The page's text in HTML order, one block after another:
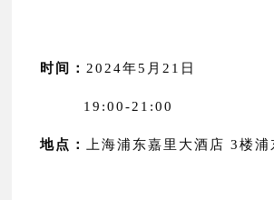
时间： 2024年5月21日
19:00-21:00
地点： 上海浦东嘉里大酒店 3楼浦